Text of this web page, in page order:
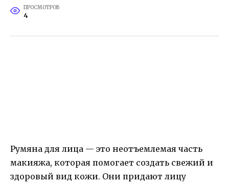
ПРОСМОТРОВ
4
Румяна для лица — это неотъемлемая часть
макияжа, которая помогает создать свежий и
здоровый вид кожи. Они придают лицу